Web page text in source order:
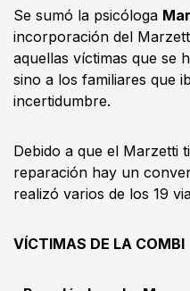
Se sumó la psicóloga
incorporación del
aquellas víctimas que se
sino a los familiares que
incertidumbre.
Debido a que el Marzetti
reparación hay un
realizó varios de los 19
VÍCTIMAS DE LA COMBI